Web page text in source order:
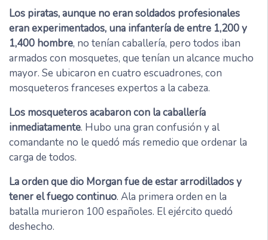
Los piratas, aunque no eran soldados profesionales
eran experimentados, una infantería de entre 1,200 y
1,400 hombre, no tenían caballería, pero todos iban
armados con mosquetes, que tenían un alcance mucho
mayor. Se ubicaron en cuatro escuadrones, con
mosqueteros franceses expertos a la cabeza.
Los mosqueteros acabaron con la caballería
inmediatamente. Hubo una gran confusión y al
comandante no le quedó más remedio que ordenar la
carga de todos.
La orden que dio Morgan fue de estar arrodillados y
tener el fuego continuo. Ala primera orden en la
batalla murieron 100 españoles. El ejército quedó
deshecho.